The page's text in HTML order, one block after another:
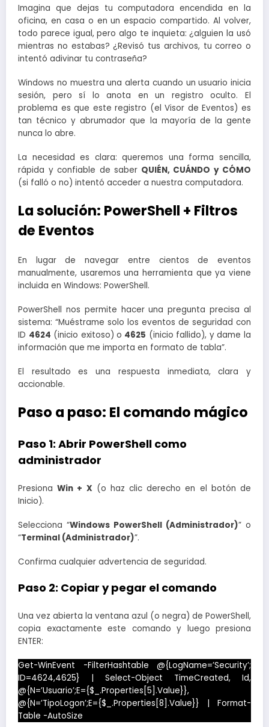
Imagina que dejas tu computadora encendida en la
oficina, en casa o en un espacio compartido. Al volver,
todo parece igual, pero algo te inquieta: ¿alguien la usó
mientras no estabas? ¿Revisó tus archivos, tu correo o
intentó adivinar tu contraseña?
Windows no muestra una alerta cuando un usuario inicia
sesión, pero sí lo anota en un registro oculto. El
problema es que este registro (el Visor de Eventos) es
tan técnico y abrumador que la mayoría de la gente
nunca lo abre.
La necesidad es clara: queremos una forma sencilla,
rápida y confiable de saber QUIÉN, CUÁNDO y CÓMO
(si falló o no) intentó acceder a nuestra computadora.
La solución: PowerShell + Filtros
de Eventos
En lugar de navegar entre cientos de eventos
manualmente, usaremos una herramienta que ya viene
incluida en Windows: PowerShell.
PowerShell nos permite hacer una pregunta precisa al
sistema: “Muéstrame solo los eventos de seguridad con
ID 4624 (inicio exitoso) o 4625 (inicio fallido), y dame la
información que me importa en formato de tabla”.
El resultado es una respuesta inmediata, clara y
accionable.
Paso a paso: El comando mágico
Paso 1: Abrir PowerShell como
administrador
PresionaWin + X (o haz clic derecho en el botón de
Inicio).
Selecciona “Windows PowerShell (Administrador)” o
“Terminal (Administrador)”.
Confirma cualquier advertencia de seguridad.
Paso 2: Copiar y pegar el comando
Una vez abierta la ventana azul (o negra) de PowerShell,
copia exactamente este comando y luego presiona
ENTER:
Get-WinEvent -FilterHashtable @{LogName=’Security’;
ID=4624,4625} | Select-Object TimeCreated, Id,
@{N=’Usuario’;E={$_.Properties[5].Value}},
@{N=’TipoLogon’;E={$_.Properties[8].Value}} | Format-
Table -AutoSize